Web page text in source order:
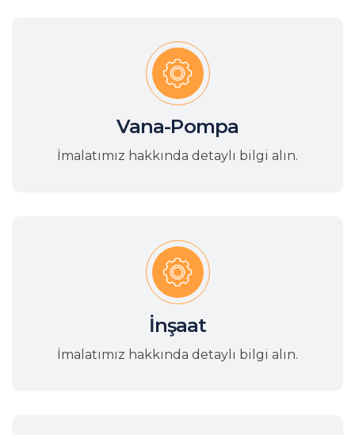
Vana-Pompa
İmalatımız hakkında detaylı bilgi alın.
İnşaat
İmalatımız hakkında detaylı bilgi alın.